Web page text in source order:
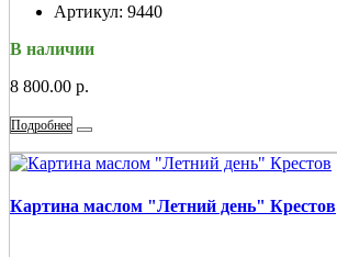
Артикул: 9440
В наличии
8 800.00 р.
Подробнее
Картина маслом "Летний день" Крестов